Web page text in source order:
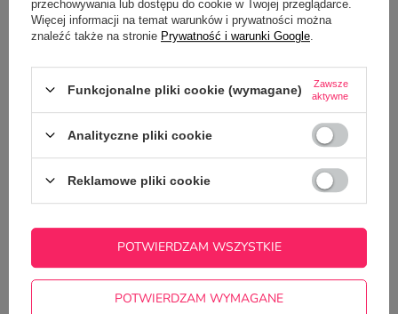
Czarna, bawełniana koszulka z
59,00 zł-
69,00 zł / szt.
Z NASZEGO BLOGA
przechowywania lub dostępu do cookie w Twojej przeglądarce.
Więcej informacji na temat warunków i prywatności można
znaleźć także na stronie Prywatność i warunki Google
Funkcjonalne pliki cookie (wymagane)
Zawsze
aktywne
Analityczne pliki cookie
Reklamowe pliki cookie
POTWIERDZAM WYMAGANE
POTWIERDZAM WSZYSTKIE